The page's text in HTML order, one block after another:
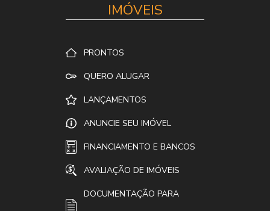
IMÓVEIS
PRONTOS
QUERO ALUGAR
LANÇAMENTOS
ANUNCIE SEU IMÓVEL
FINANCIAMENTO E BANCOS
AVALIAÇÃO DE IMÓVEIS
DOCUMENTAÇÃO PARA